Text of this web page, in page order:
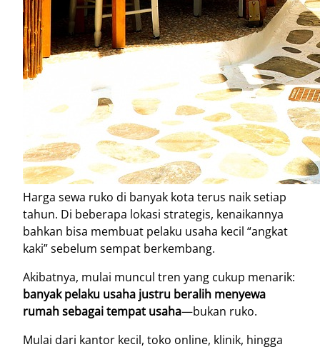
Harga sewa ruko di banyak kota terus naik setiap
tahun. Di beberapa lokasi strategis, kenaikannya
bahkan bisa membuat pelaku usaha kecil “angkat
kaki” sebelum sempat berkembang.
Akibatnya, mulai muncul tren yang cukup menarik:
banyak pelaku usaha justru beralih menyewa
rumah sebagai tempat usaha—bukan ruko.
Mulai dari kantor kecil, toko online, klinik, hingga